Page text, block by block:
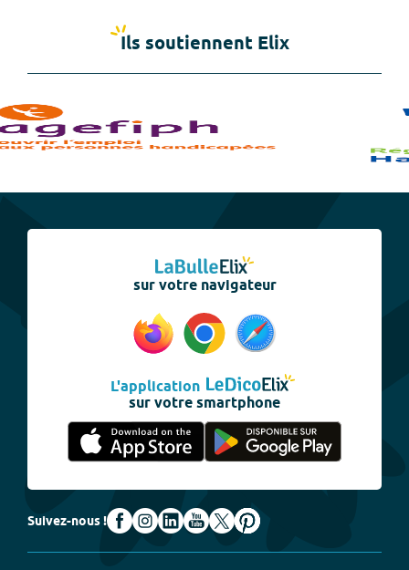
Ils soutiennent Elix
sur votre navigateur
L'application
sur votre smartphone
Suivez-nous !